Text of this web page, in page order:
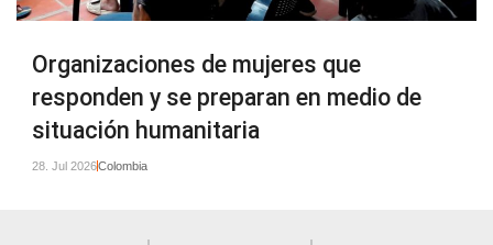
Organizaciones de mujeres que
responden y se preparan en medio de
situación humanitaria
28. Jul 2026Colombia